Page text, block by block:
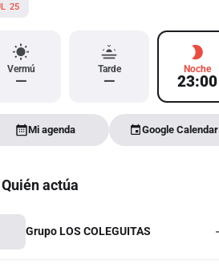
25
Vermú
—
Tarde
—
Noche
23:00
Mi agenda Google Calendar
Quién actúa
Grupo LOS COLEGUITAS